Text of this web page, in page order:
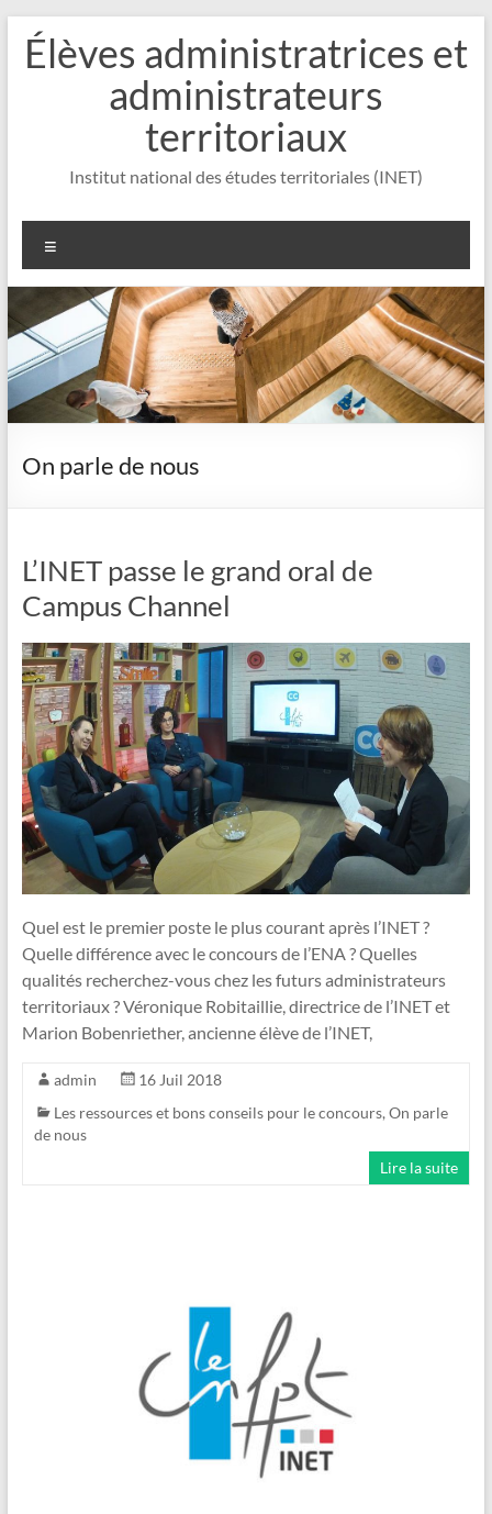
Aller
contenu
Élèves administratrices et
administrateurs
territoriaux
Institut national des études territoriales (INET)
On parle de nous
L’INET passe le grand oral de
Campus Channel
Quel est le premier poste le plus courant après l’INET ?
Quelle différence avec le concours de l’ENA ? Quelles
qualités recherchez-vous chez les futurs administrateurs
territoriaux ? Véronique Robitaillie, directrice de l’INET et
Marion Bobenriether, ancienne élève de l’INET,
admin
16 Juil 2018
Les ressources et bons conseils pour le concours, On parle
de nous
Lire la suite